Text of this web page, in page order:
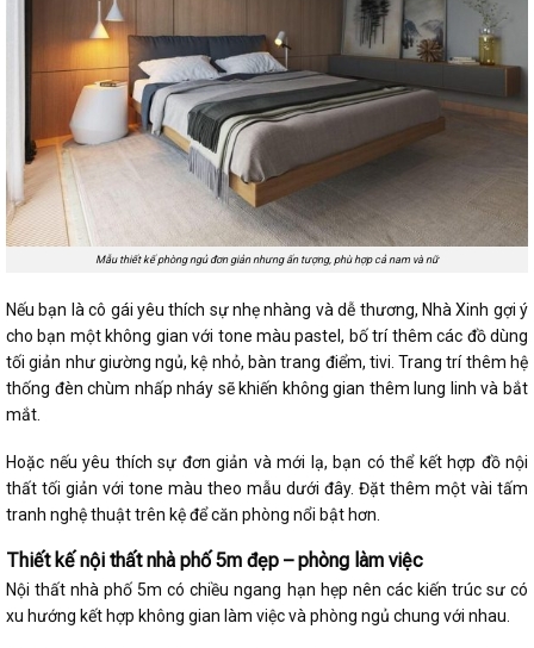
Mẫu thiết kế phòng ngủ đơn giản nhưng ấn tượng, phù hợp cả nam và nữ
Nếu bạn là cô gái yêu thích sự nhẹ nhàng và dễ thương, Nhà Xinh gợi ý
cho bạn một không gian với tone màu pastel, bố trí thêm các đồ dùng
tối giản như giường ngủ, kệ nhỏ, bàn trang điểm, tivi. Trang trí thêm hệ
thống đèn chùm nhấp nháy sẽ khiến không gian thêm lung linh và bắt
mắt.
Hoặc nếu yêu thích sự đơn giản và mới lạ, bạn có thể kết hợp đồ nội
thất tối giản với tone màu theo mẫu dưới đây. Đặt thêm một vài tấm
tranh nghệ thuật trên kệ để căn phòng nổi bật hơn.
Thiết kế nội thất nhà phố 5m đẹp – phòng làm việc
Nội thất nhà phố 5m có chiều ngang hạn hẹp nên các kiến trúc sư có
xu hướng kết hợp không gian làm việc và phòng ngủ chung với nhau.